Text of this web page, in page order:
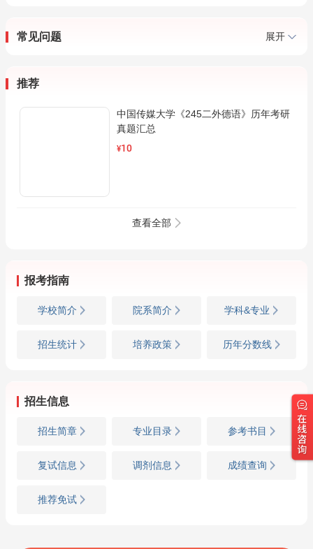
常见问题 展开
推荐
中国传媒大学《245二外德语》历年考研
真题汇总
¥10
查看全部
报考指南
学校简介 院系简介 学科&专业
招生统计 培养政策 历年分数线
招生信息
招生简章 专业目录 参考书目
复试信息 调剂信息 成绩查询
推荐免试